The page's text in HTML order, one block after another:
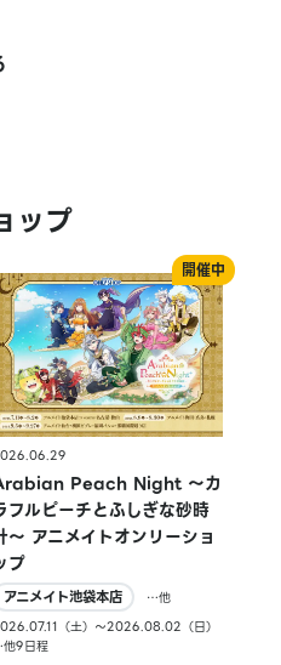
ップ
Peach Night 〜カ
フルピーチとふしぎな砂時
〜 アニメイトオンリーショ
プ
アニメイト池袋本店
…他
（土）〜2026.08.02（日）
9日程